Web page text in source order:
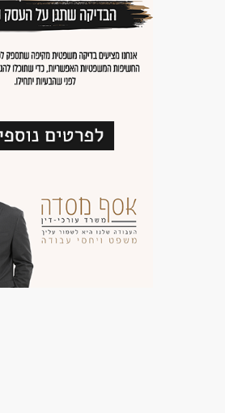
דרושים בתחום
אחזקה וניקיון - עובדי ניקיון
עבודה בשעות גמישות
עבודה עם שעות נוספות
עבודה מיידית